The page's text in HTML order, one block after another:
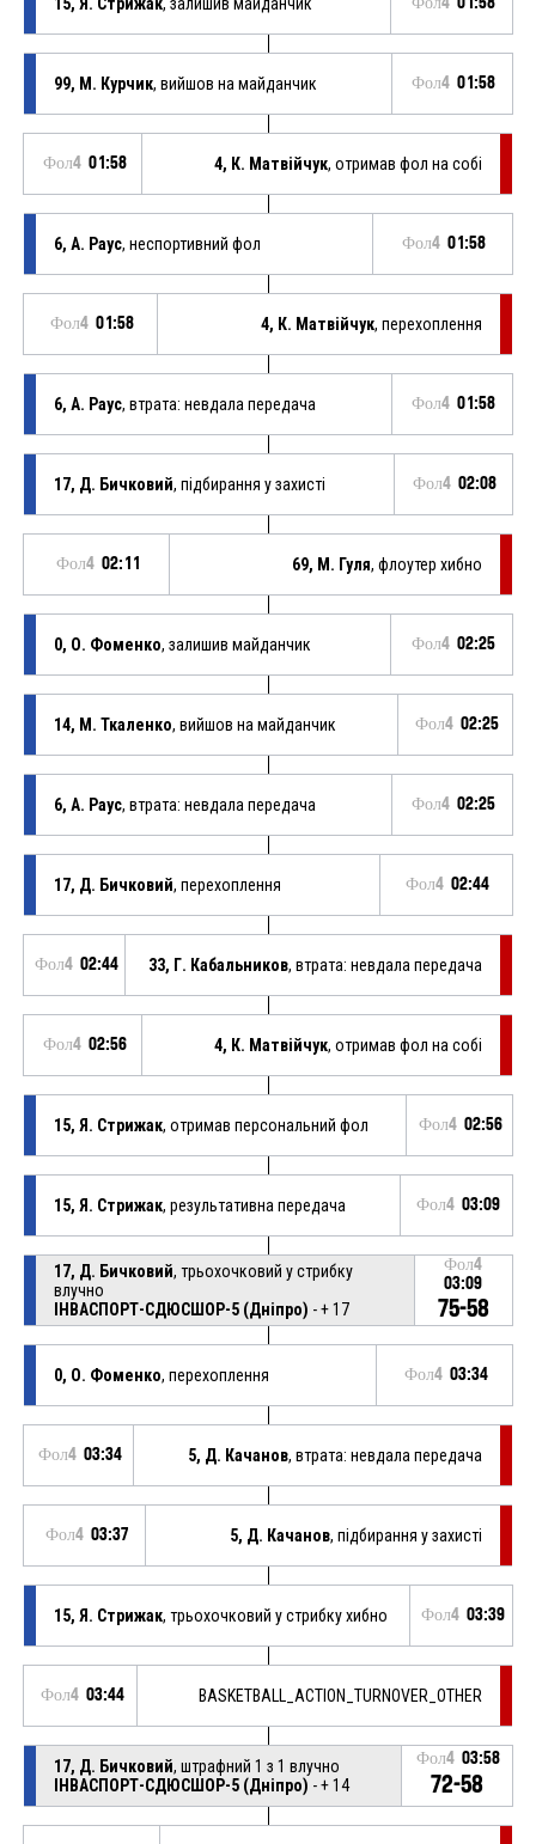
99, М. Курчик, вийшов на майданчик Фол4 01:58
Фол4 01:58 4, К. Матвійчук, отримав фол на собі
6, А. Раус, неспортивний фол Фол4 01:58
Фол4 01:58 4, К. Матвійчук, перехоплення
6, А. Раус, втрата: невдала передача Фол4 01:58
17, Д. Бичковий, підбирання у захисті Фол4 02:08
Фол4 02:11 69, М. Гуля, флоутер хибно
0, О. Фоменко, залишив майданчик Фол4 02:25
14, М. Ткаленко, вийшов на майданчик Фол4 02:25
6, А. Раус, втрата: невдала передача Фол4 02:25
17, Д. Бичковий, перехоплення Фол4 02:44
Фол4 02:44 33, Г. Кабальников, втрата: невдала передача
Фол4 02:56 4, К. Матвійчук, отримав фол на собі
15, Я. Стрижак, отримав персональний фол Фол4 02:56
15, Я. Стрижак, результативна передача Фол4 03:09
17, Д. Бичковий, трьохочковий у стрибку
влучно
ІНВАСПОРТ-СДЮСШОР-5 (Дніпро) - + 17
Фол4
03:09
75-58
0, О. Фоменко, перехоплення Фол4 03:34
Фол4 03:34 5, Д. Качанов, втрата: невдала передача
Фол4 03:37 5, Д. Качанов, підбирання у захисті
15, Я. Стрижак, трьохочковий у стрибку хибно Фол4 03:39
Фол4 03:44 BASKETBALL_ACTION_TURNOVER_OTHER
17, Д. Бичковий, штрафний 1 з 1 влучно
ІНВАСПОРТ-СДЮСШОР-5 (Дніпро) - + 14
Фол4 03:58
72-58